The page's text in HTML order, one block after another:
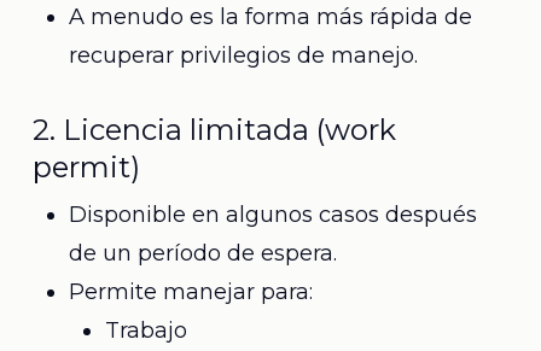
A menudo es la forma más rápida de
recuperar privilegios de manejo.
2. Licencia limitada (work
permit)
Disponible en algunos casos después
de un período de espera.
Permite manejar para:
Trabajo